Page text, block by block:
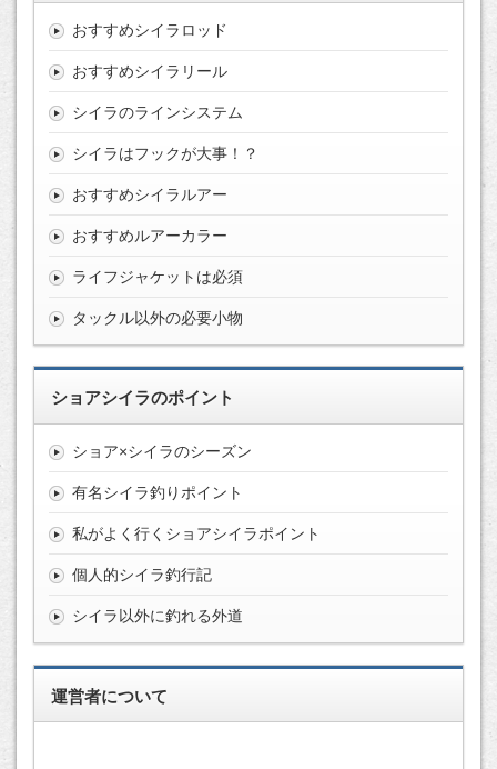
おすすめシイラロッド
おすすめシイラリール
シイラのラインシステム
シイラはフックが大事！？
おすすめシイラルアー
おすすめルアーカラー
ライフジャケットは必須
タックル以外の必要小物
ショアシイラのポイント
ショア×シイラのシーズン
有名シイラ釣りポイント
私がよく行くショアシイラポイント
個人的シイラ釣行記
シイラ以外に釣れる外道
運営者について